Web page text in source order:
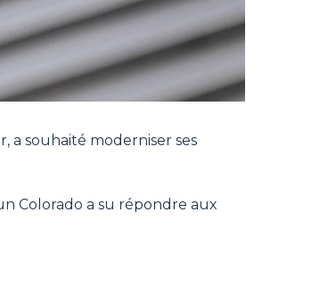
a souhaité moderniser ses
Colorado a su répondre aux